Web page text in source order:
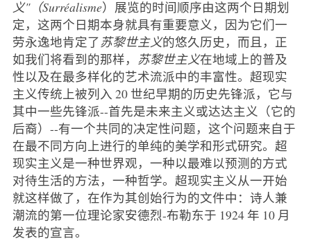
义"（Surréalisme）展览的时间顺序由这两个日期划
定，这两个日期本身就具有重要意义，因为它们一
劳永逸地肯定了苏黎世主义的悠久历史，而且，正
如我们将看到的那样， 苏黎世主义在地域上的普及
性以及在最多样化的艺术流派中的丰富性。超现实
主义传统上被列入 20 世纪早期的历史先锋派，它与
其中一些先锋派--首先是未来主义或达达主义（它的
后裔）--有一个共同的决定性问题，这个问题来自于
在最不同方向上进行的单纯的美学和形式研究。超
现实主义是一种世界观，一种以最难以预测的方式
对待生活的方法，一种哲学。超现实主义从一开始
就这样做了，在作为其创始行为的文件中：诗人兼
潮流的第一位理论家安德烈-布勒东于 1924 年 10 月
发表的宣言。